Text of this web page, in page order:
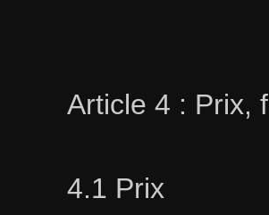
Article 4 : Prix,
4.1 Prix